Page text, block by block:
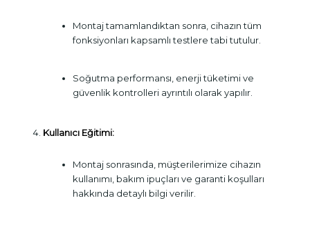
Montaj tamamlandıktan sonra, cihazın tüm
fonksiyonları kapsamlı testlere tabi tutulur.
Soğutma performansı, enerji tüketimi ve
güvenlik kontrolleri ayrıntılı olarak yapılır.
Kullanıcı Eğitimi:
Montaj sonrasında, müşterilerimize cihazın
kullanımı, bakım ipuçları ve garanti koşulları
hakkında detaylı bilgi verilir.